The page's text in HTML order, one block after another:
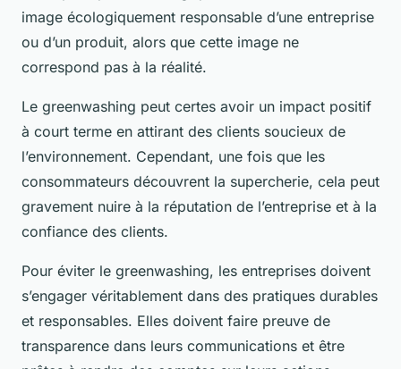
image écologiquement responsable d’une entreprise
ou d’un produit, alors que cette image ne
correspond pas à la réalité.
Le greenwashing peut certes avoir un impact positif
à court terme en attirant des clients soucieux de
l’environnement. Cependant, une fois que les
consommateurs découvrent la supercherie, cela peut
gravement nuire à la réputation de l’entreprise et à la
confiance des clients.
Pour éviter le greenwashing, les entreprises doivent
s’engager véritablement dans des pratiques durables
et responsables. Elles doivent faire preuve de
transparence dans leurs communications et être